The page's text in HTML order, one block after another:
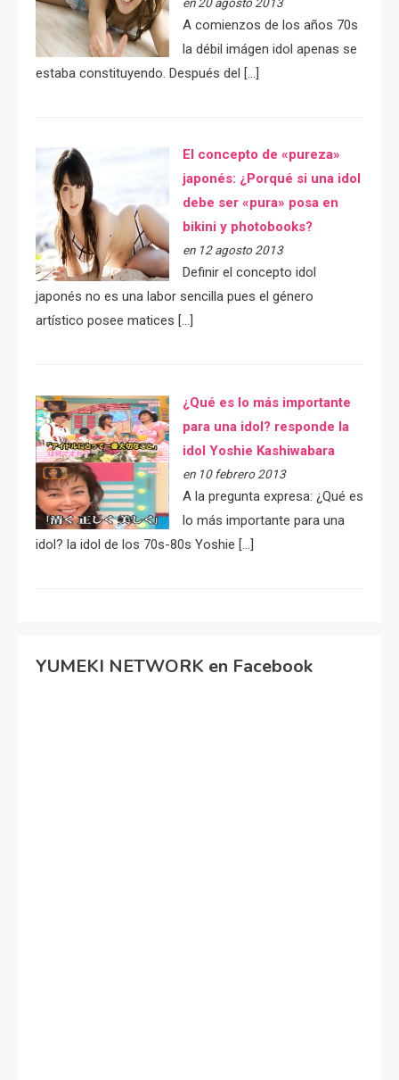
A comienzos de los años 70s
la débil imágen idol apenas se
estaba constituyendo. Después del […]
El concepto de «pureza»
japonés: ¿Porqué si una idol
debe ser «pura» posa en
bikini y photobooks?
en 12 agosto 2013
Definir el concepto idol
japonés no es una labor sencilla pues el género
artístico posee matices […]
¿Qué es lo más importante
para una idol? responde la
idol Yoshie Kashiwabara
en 10 febrero 2013
A la pregunta expresa: ¿Qué es
lo más importante para una
idol? la idol de los 70s-80s Yoshie […]
YUMEKI NETWORK en Facebook